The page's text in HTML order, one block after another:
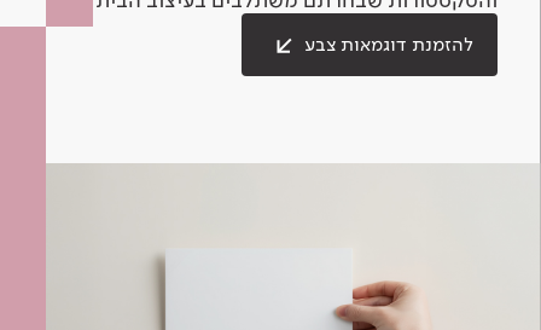
להזמנת דוגמאות צבע